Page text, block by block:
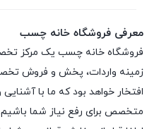
معرفی فروشگاه خانه چسب
فروشگاه خانه چسب یک مرکز
زمینه واردات، پخش و فروش
افتخار خواهد بود که ما با
متخصص برای رفع نیاز شما